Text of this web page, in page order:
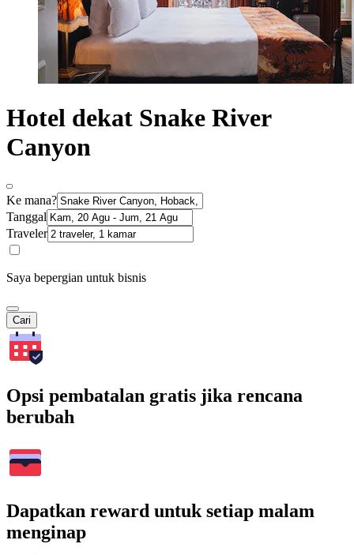
Hotel dekat Snake River
Canyon
Ke mana?
Tanggal
Traveler
Saya bepergian untuk bisnis
Cari
Opsi pembatalan gratis jika rencana
berubah
Dapatkan reward untuk setiap malam
menginap